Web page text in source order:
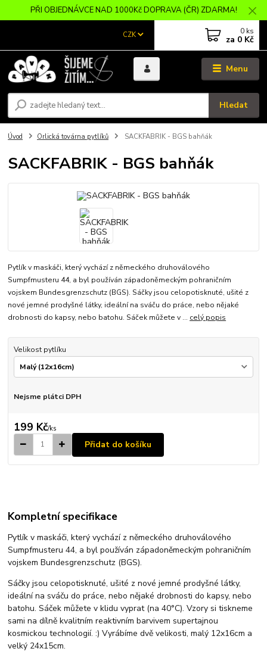
PŘI OBJEDNÁVCE NAD 1000Kč DOPRAVA (ČR) ZDARMA!
Menu
CZK
Hledat
0 ks
za 0 Kč
Úvod Orlická továrna pytlíků SACKFABRIK - BGS bahňák
SACKFABRIK - BGS bahňák
Pytlík v maskáči, který vychází z německého druhoválového
Sumpfmusteru 44, a byl používán západoněmeckým pohraničním
vojskem Bundesgrenzschutz (BGS). Sáčky jsou celopotisknuté, ušité z
nové jemné prodyšné látky, ideální na sváču do práce, nebo nějaké
drobnosti do kapsy, nebo batohu. Sáček můžete v ... celý popis
Velikost pytlíku
Nejsme plátci DPH
199 Kč/ks
Přidat do košíku
Kompletní specifikace
Pytlík v maskáči, který vychází z německého druhoválového
Sumpfmusteru 44, a byl používán západoněmeckým pohraničním
vojskem Bundesgrenzschutz (BGS).
Sáčky jsou celopotisknuté, ušité z nové jemné prodyšné látky,
ideální na sváču do práce, nebo nějaké drobnosti do kapsy, nebo
batohu. Sáček můžete v klidu vyprat (na 40°C). Vzory si tiskneme
sami na dílně kvalitním reaktivním barvivem supertajnou
kosmickou technologií. :) Vyrábíme dvě velikosti, malý 12x16cm a
velký 24x15cm.